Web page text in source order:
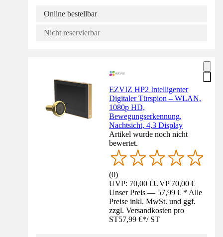
Online bestellbar
Nicht reservierbar
EZVIZ HP2 Intelligenter
Digitaler Türspion – WLAN,
1080p HD,
Bewegungserkennung,
Nachtsicht, 4,3 Display
Artikel wurde noch nicht
bewertet.
(0)
UVP: 70,00 €UVP70,00 €
Unser Preis — 57,99 € * Alle
Preise inkl. MwSt. und ggf.
zzgl. Versandkosten pro
ST57,99 €*/ ST